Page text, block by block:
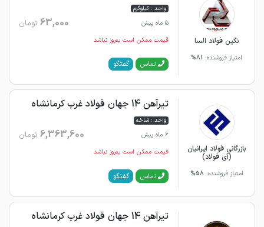
نگین فولاد السا
امتیاز فروشنده: 81%
واحد : کیلوگرم
5 ماه پیش
63,000 تومان
قیمت ممکن است به‌روز نباشد
تماس گفتگو
بازرگانی فولاد ایرانیان
(آی فولاد)
امتیاز فروشنده: 58%
تیرآهن 14 جهان فولاد غرب کرمانشاه
واحد : شاخه
6 ماه پیش
6,363,600 تومان
قیمت ممکن است به‌روز نباشد
تماس گفتگو
تیرآهن 14 جهان فولاد غرب کرمانشاه